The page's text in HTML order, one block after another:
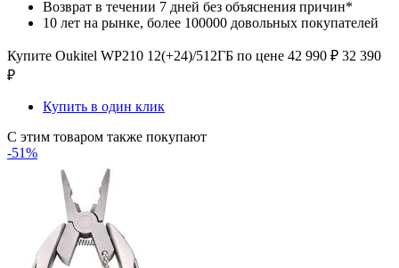
Возврат в течении 7 дней без объяснения причин*
10 лет на рынке, более 100000 довольных покупателей
Купите Oukitel WP210 12(+24)/512ГБ по цене 42 990 ₽ 32 390
₽
Купить в один клик
С этим товаром также покупают
-51%